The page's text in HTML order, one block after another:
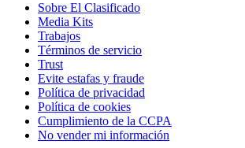
Sobre El Clasificado
Media Kits
Trabajos
Términos de servicio
Trust
Evite estafas y fraude
Política de privacidad
Política de cookies
Cumplimiento de la CCPA
No vender mi información